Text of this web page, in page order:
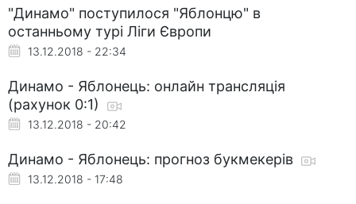
"Динамо" поступилося "Яблонцю" в
останньому турі Ліги Європи
13.12.2018 - 22:34
Динамо - Яблонець: онлайн трансляція
(рахунок 0:1)
13.12.2018 - 20:42
Динамо - Яблонець: прогноз букмекерів
13.12.2018 - 17:48